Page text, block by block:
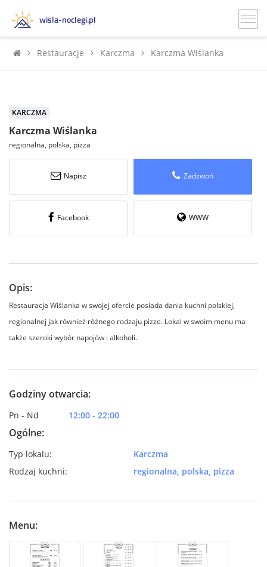
wisla-noclegi.pl
Restauracje Karczma Karczma Wiślanka
KARCZMA
Karczma Wiślanka
regionalna, polska, pizza
Zadzwoń
Napisz
WWW
Facebook
Opis:
Restauracja Wiślanka w swojej ofercie posiada dania kuchni polskiej,
regionalnej jak również różnego rodzaju pizze. Lokal w swoim menu ma
także szeroki wybór napojów i alkoholi.
Godziny otwarcia:
Pn - Nd 12:00 - 22:00
Ogólne:
Typ lokalu:
Karczma
Rodzaj kuchni:
regionalna, polska, pizza
Menu: